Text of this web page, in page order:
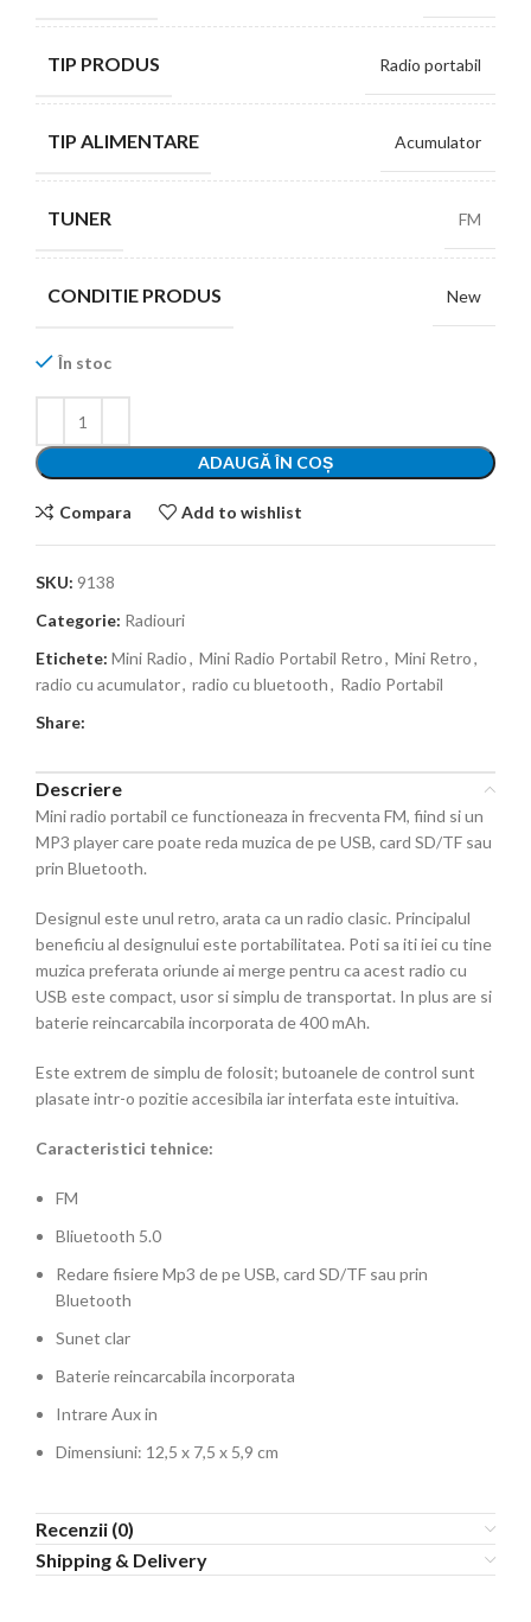
TIP PRODUS Radio portabil
TIP ALIMENTARE Acumulator
TUNER FM
CONDITIE PRODUS New
În stoc
ADAUGĂ ÎN COȘ
Compara Add to wishlist
SKU: 9138
Categorie: Radiouri
Etichete: Mini Radio, Mini Radio Portabil Retro, Mini Retro,
radio cu acumulator, radio cu bluetooth, Radio Portabil
Share:
Descriere
Mini radio portabil ce functioneaza in frecventa FM, fiind si un
MP3 player care poate reda muzica de pe USB, card SD/TF sau
prin Bluetooth.
Designul este unul retro, arata ca un radio clasic. Principalul
beneficiu al designului este portabilitatea. Poti sa iti iei cu tine
muzica preferata oriunde ai merge pentru ca acest radio cu
USB este compact, usor si simplu de transportat. In plus are si
baterie reincarcabila incorporata de 400 mAh.
Este extrem de simplu de folosit; butoanele de control sunt
plasate intr-o pozitie accesibila iar interfata este intuitiva.
Caracteristici tehnice:
FM
Bliuetooth 5.0
Redare fisiere Mp3 de pe USB, card SD/TF sau prin
Bluetooth
Sunet clar
Baterie reincarcabila incorporata
Intrare Aux in
Dimensiuni: 12,5 x 7,5 x 5,9 cm
Recenzii (0)
Shipping & Delivery